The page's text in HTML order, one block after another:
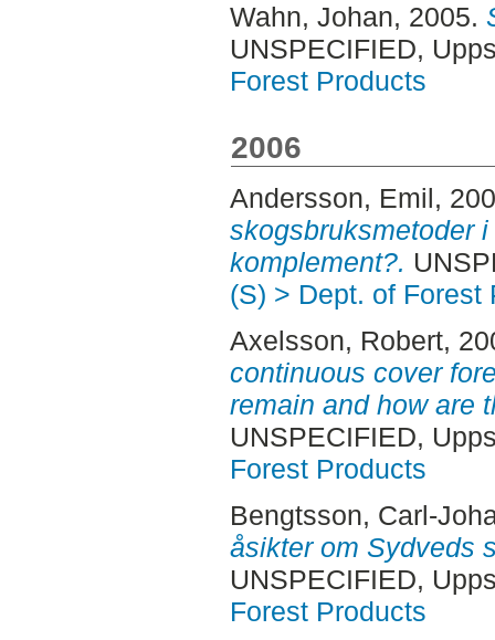
Wahn, Johan, 2005.
UNSPECIFIED,
Forest Products
2006
Andersson, Emil,
skogsbruksmetoder
komplement?.
(S) > Dept. of Forest
Axelsson, Robert,
continuous cover
remain and how are
UNSPECIFIED,
Forest Products
Bengtsson, Carl-
åsikter om Sydveds
UNSPECIFIED,
Forest Products